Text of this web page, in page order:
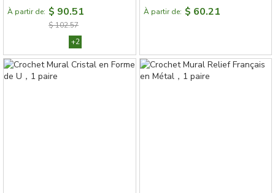
À partir de: $ 90.51
$ 102.57
+2
À partir de: $ 60.21